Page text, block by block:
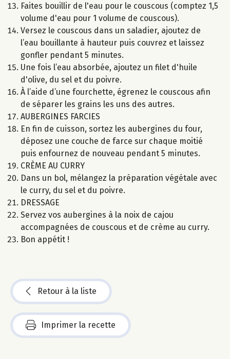
Faites bouillir de l'eau pour le couscous (comptez 1,5
volume d'eau pour 1 volume de couscous).
Versez le couscous dans un saladier, ajoutez de
l’eau bouillante à hauteur puis couvrez et laissez
gonfler pendant 5 minutes.
Une fois l’eau absorbée, ajoutez un filet d'huile
d'olive, du sel et du poivre.
À l’aide d’une fourchette, égrenez le couscous afin
de séparer les grains les uns des autres.
AUBERGINES FARCIES
En fin de cuisson, sortez les aubergines du four,
déposez une couche de farce sur chaque moitié
puis enfournez de nouveau pendant 5 minutes.
CRÈME AU CURRY
Dans un bol, mélangez la préparation végétale avec
le curry, du sel et du poivre.
DRESSAGE
Servez vos aubergines à la noix de cajou
accompagnées de couscous et de crème au curry.
Bon appétit !
Retour à la liste
Imprimer la recette